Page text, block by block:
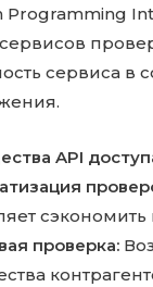
Programming
сервиса в
API
проверка: